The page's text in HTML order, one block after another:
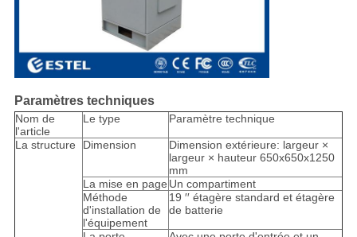
Paramètres techniques
Nom de
l'article
Le type Paramètre technique
La structure Dimension
Dimension extérieure: largeur ×
largeur × hauteur 650x650x1250
mm
La mise en page Un compartiment
Méthode
d'installation de
l'équipement
19 ′′ étagère standard et étagère
de batterie